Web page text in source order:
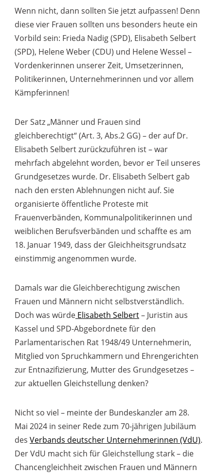
Wenn nicht, dann sollten Sie jetzt aufpassen! Denn
diese vier Frauen sollten uns besonders heute ein
Vorbild sein: Frieda Nadig (SPD), Elisabeth Selbert
(SPD), Helene Weber (CDU) und Helene Wessel –
Vordenkerinnen unserer Zeit, Umsetzerinnen,
Politikerinnen, Unternehmerinnen und vor allem
Kämpferinnen!
Der Satz „Männer und Frauen sind
gleichberechtigt“ (Art. 3, Abs.2 GG) – der auf Dr.
Elisabeth Selbert zurückzuführen ist – war
mehrfach abgelehnt worden, bevor er Teil unseres
Grundgesetzes wurde. Dr. Elisabeth Selbert gab
nach den ersten Ablehnungen nicht auf. Sie
organisierte öffentliche Proteste mit
Frauenverbänden, Kommunalpolitikerinnen und
weiblichen Berufsverbänden und schaffte es am
18. Januar 1949, dass der Gleichheitsgrundsatz
einstimmig angenommen wurde.
Damals war die Gleichberechtigung zwischen
Frauen und Männern nicht selbstverständlich.
Doch was würde Elisabeth Selbert– Juristin aus
Kassel und SPD-Abgebordnete für den
Parlamentarischen Rat 1948/49 Unternehmerin,
Mitglied von Spruchkammern und Ehrengerichten
zur Entnazifizierung, Mutter des Grundgesetzes –
zur aktuellen Gleichstellung denken?
Nicht so viel – meinte der Bundeskanzler am 28.
Mai 2024 in seiner Rede zum 70-jährigen Jubiläum
des Verbands deutscher Unternehmerinnen (VdU).
Der VdU macht sich für Gleichstellung stark – die
Chancengleichheit zwischen Frauen und Männern